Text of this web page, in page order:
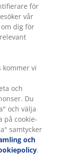
för
vår
dig för
kommer vi
och
Du
och välja
på cookie-
samtycker
och
.